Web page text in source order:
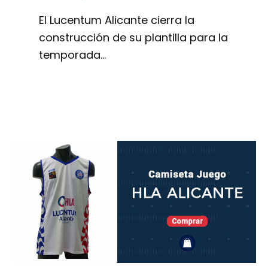
El Lucentum Alicante cierra la
construcción de su plantilla para la
temporada…